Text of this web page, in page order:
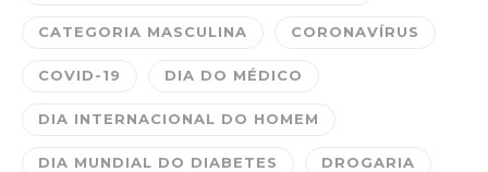
CATEGORIA MASCULINA CORONAVÍRUS
COVID-19 DIA DO MÉDICO
DIA INTERNACIONAL DO HOMEM
DIA MUNDIAL DO DIABETES DROGARIA